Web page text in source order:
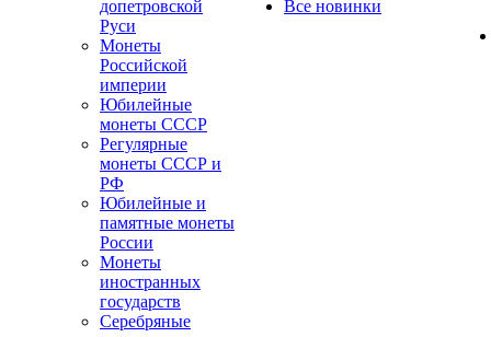
допетровской
Руси
Монеты
Российской
империи
Юбилейные
монеты СССР
Регулярные
монеты СССР и
РФ
Юбилейные и
памятные монеты
России
Монеты
иностранных
государств
Серебряные
Все новинки